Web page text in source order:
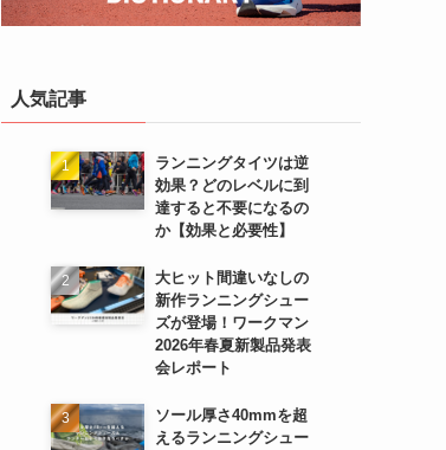
人気記事
ランニングタイツは逆
効果？どのレベルに到
達すると不要になるの
か【効果と必要性】
大ヒット間違いなしの
新作ランニングシュー
ズが登場！ワークマン
2026年春夏新製品発表
会レポート
ソール厚さ40mmを超
えるランニングシュー